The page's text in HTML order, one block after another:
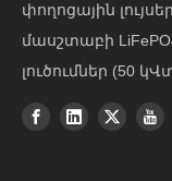
փողոցային
մասշտաբի
լուծումներ (50